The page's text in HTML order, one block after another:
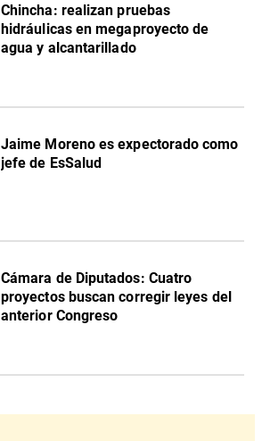
Chincha: realizan pruebas
hidráulicas en megaproyecto de
agua y alcantarillado
Jaime Moreno es expectorado como
jefe de EsSalud
Cámara de Diputados: Cuatro
proyectos buscan corregir leyes del
anterior Congreso